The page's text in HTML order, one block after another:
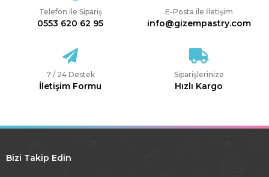
Telefon ile Sipariş
0553 620 62 95
E-Posta ile İletişim
info@gizempastry.com
7 / 24 Destek
İletişim Formu
Siparişlerinize
Hızlı Kargo
Bizi Takip Edin